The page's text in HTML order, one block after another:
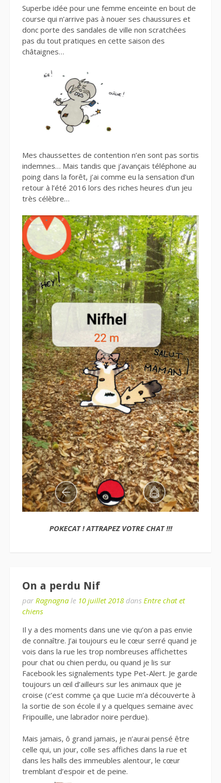
Superbe idée pour une femme enceinte en bout de
course qui n’arrive pas à nouer ses chaussures et
donc porte des sandales de ville non scratchées
pas du tout pratiques en cette saison des
châtaignes…
Mes chaussettes de contention n’en sont pas sortis
indemnes… Mais tandis que j’avançais téléphone au
poing dans la forêt, j’ai comme eu la sensation d’un
retour à l’été 2016 lors des riches heures d’un jeu
très célèbre…
POKECAT ! ATTRAPEZ VOTRE CHAT !!!
On a perdu Nif
par Ragnagna le 10 juillet 2018 dans Entre chat et
chiens
Il y a des moments dans une vie qu’on a pas envie
de connaître. J’ai toujours eu le cœur serré quand je
vois dans la rue les trop nombreuses affichettes
pour chat ou chien perdu, ou quand je lis sur
Facebook les signalements type Pet-Alert. Je garde
toujours un œil d’ailleurs sur les animaux que je
croise (c’est comme ça que Lucie m’a découverte à
la sortie de son école il y a quelques semaine avec
Fripouille, une labrador noire perdue).
Mais jamais, ô grand jamais, je n’aurai pensé être
celle qui, un jour, colle ses affiches dans la rue et
dans les halls des immeubles alentour, le cœur
tremblant d’espoir et de peine.